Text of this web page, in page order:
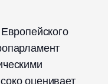
оценивает